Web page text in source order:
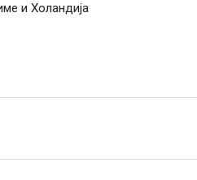
и Холандија